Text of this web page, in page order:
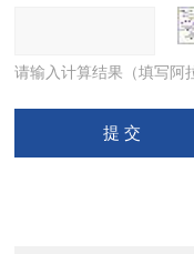
请输入计算结果（填写阿